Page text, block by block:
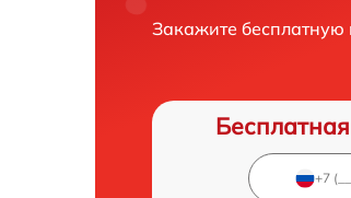
Закажите бесплатную